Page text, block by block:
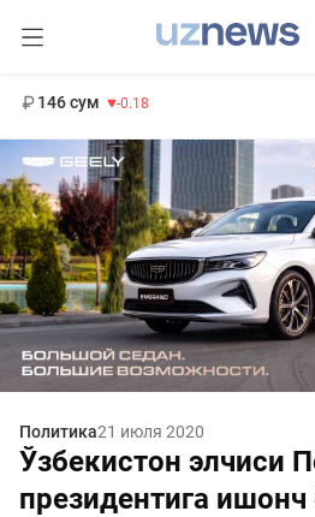
146 сум -0.18
Политика21 июля 2020
Ўзбекистон элчиси
президентига